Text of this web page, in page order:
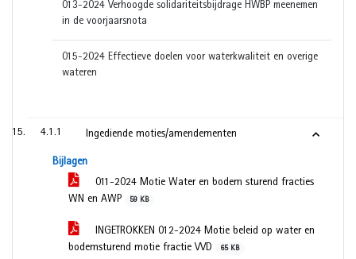
013-2024 Verhoogde solidariteitsbijdrage HWBP meenemen
in de voorjaarsnota
015-2024 Effectieve doelen voor waterkwaliteit en overige
wateren
4.1.1 Ingediende moties/amendementen
Bijlagen
011-2024 Motie Water en bodem sturend fracties
WN en AWP
59 KB
INGETROKKEN 012-2024 Motie beleid op water en
bodemsturend motie fractie VVD
65 KB